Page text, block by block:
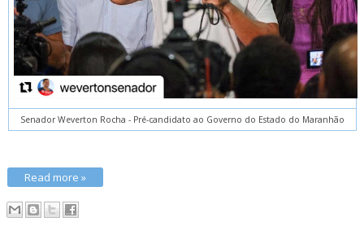
Senador Weverton Rocha - Pré-candidato ao Governo do Estado do Maranhão
Read more »